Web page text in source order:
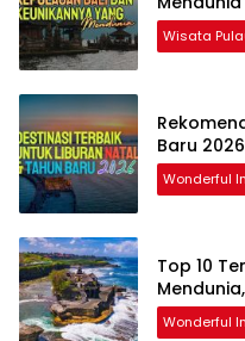
Wisata
Baru 2026
Wonderful
Top 10
Wonderful